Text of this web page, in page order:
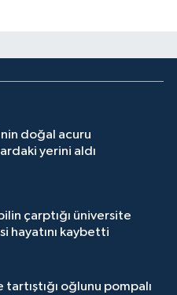
doğal acuru
yerini aldı
çarptığı üniversite
hayatını kaybetti
tartıştığı oğlunu pompalı